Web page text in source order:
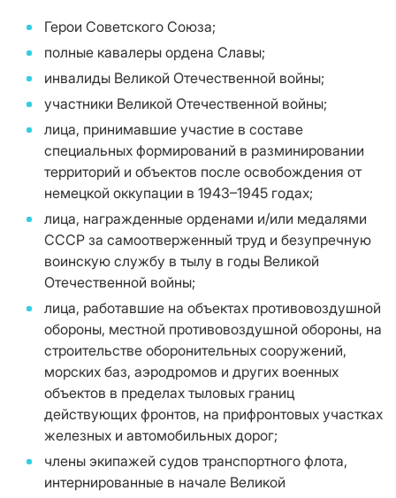
Герои Советского Союза;
полные кавалеры ордена Славы;
инвалиды Великой Отечественной войны;
участники Великой Отечественной войны;
лица, принимавшие участие в составе
специальных формирований в разминировании
территорий и объектов после освобождения от
немецкой оккупации в 1943–1945 годах;
лица, награжденные орденами и/или медалями
СССР за самоотверженный труд и безупречную
воинскую службу в тылу в годы Великой
Отечественной войны;
лица, работавшие на объектах противовоздушной
обороны, местной противовоздушной обороны, на
строительстве оборонительных сооружений,
морских баз, аэродромов и других военных
объектов в пределах тыловых границ
действующих фронтов, на прифронтовых участках
железных и автомобильных дорог;
члены экипажей судов транспортного флота,
интернированные в начале Великой